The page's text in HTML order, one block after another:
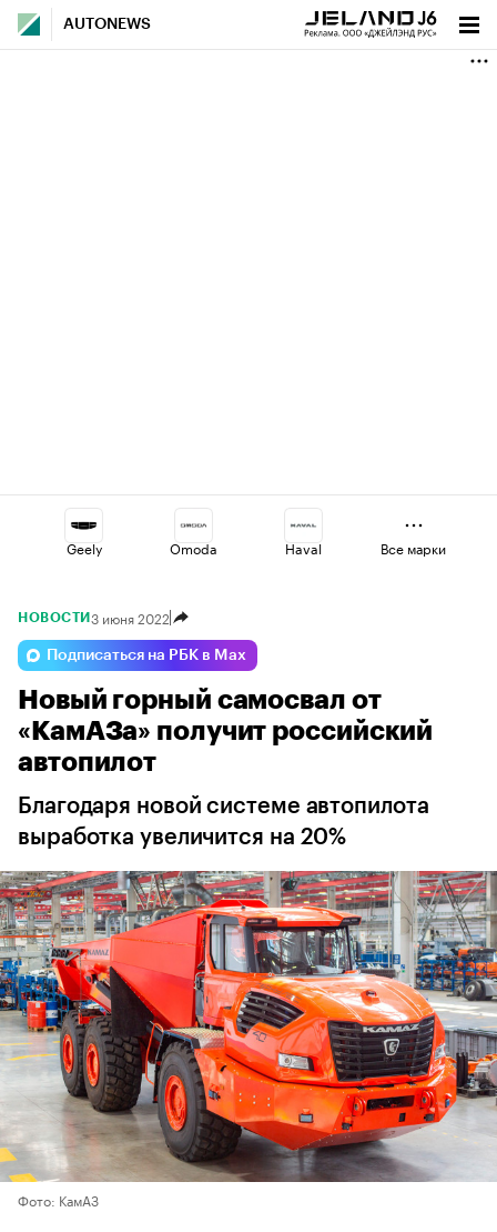
AUTONEWS
Geely Omoda Haval
Changan Lada
Jaecoo Esteo Voyah
Все марки
НОВОСТИ 3 июня 2022
Подписаться на РБК в Max
Новый горный самосвал от
«КамАЗа» получит российский
автопилот
Благодаря новой системе автопилота
выработка увеличится на 20%
Фото: КамАЗ